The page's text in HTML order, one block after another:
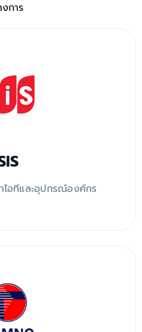
งการ
ไอทีและอุปกรณ์องค์กร